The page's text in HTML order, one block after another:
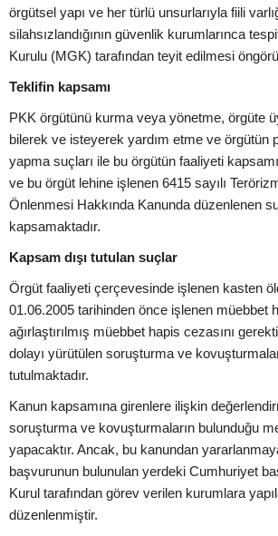
örgütsel yapı ve her türlü unsurlarıyla fiili
silahsızlandığının güvenlik kurumlarınca
Kurulu (MGK) tarafından teyit edilmesi
Teklifin kapsamı
PKK örgütünü kurma veya yönetme, örgüte
bilerek ve isteyerek yardım etme ve örgütün
yapma suçları ile bu örgütün faaliyeti
ve bu örgüt lehine işlenen 6415 sayılı
Önlenmesi Hakkında Kanunda düzenlenen
kapsamaktadır.
Kapsam dışı tutulan suçlar
Örgüt faaliyeti çerçevesinde işlenen kasten
01.06.2005 tarihinden önce işlenen müebbet
ağırlaştırılmış müebbet hapis cezasını
dolayı yürütülen soruşturma ve
tutulmaktadır.
Kanun kapsamına girenlere ilişkin
soruşturma ve kovuşturmaların bulunduğu
yapacaktır. Ancak, bu kanundan
başvurunun bulunulan yerdeki Cumhuriyet
Kurul tarafından görev verilen kurumlara
düzenlenmiştir.